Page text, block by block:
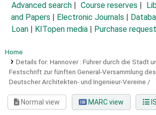
Advanced search Course reserves
and Papers
Electronic Journals
Loan
KITopen media Purchase request
Home
Details for: Hannover : Führer durch die Stadt
Festschrift zur fünften General-Versammlung
Deutscher Architekten- und Ingenieur-Vereine /
Normal view MARC view